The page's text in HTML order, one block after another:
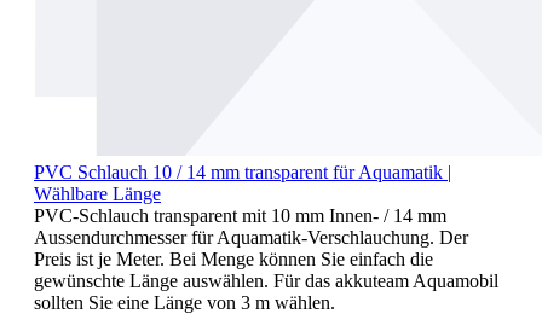
PVC Schlauch 10 / 14 mm transparent für Aquamatik |
Wählbare Länge
PVC-Schlauch transparent mit 10 mm Innen- / 14 mm
Aussendurchmesser für Aquamatik-Verschlauchung. Der
Preis ist je Meter. Bei Menge können Sie einfach die
gewünschte Länge auswählen. Für das akkuteam Aquamobil
sollten Sie eine Länge von 3 m wählen.